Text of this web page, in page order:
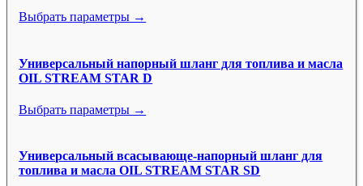
Выбрать параметры →
Универсальный напорный шланг для топлива и масла
OIL STREAM STAR D
Выбрать параметры →
Универсальный всасывающе-напорный шланг для
топлива и масла OIL STREAM STAR SD